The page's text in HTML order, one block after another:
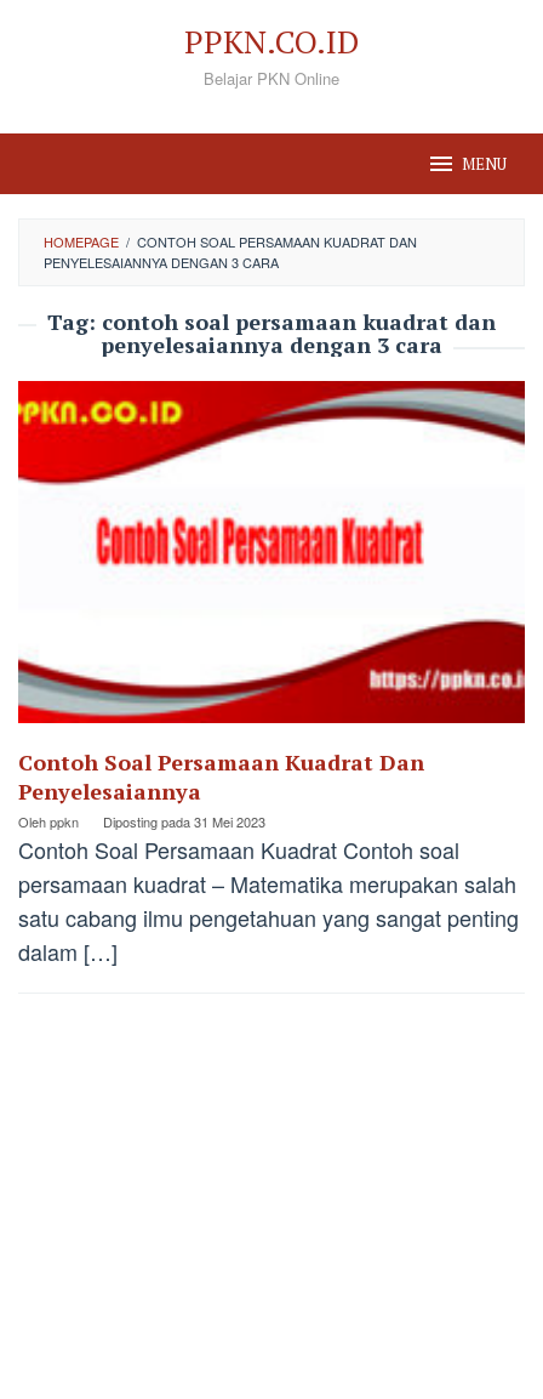
PPKN.CO.ID
Belajar PKN Online
MENU
HOMEPAGE / CONTOH SOAL PERSAMAAN KUADRAT DAN
PENYELESAIANNYA DENGAN 3 CARA
Tag: contoh soal persamaan kuadrat dan
penyelesaiannya dengan 3 cara
Contoh Soal Persamaan Kuadrat Dan
Penyelesaiannya
Olehppkn Diposting pada31 Mei 2023
Contoh Soal Persamaan Kuadrat Contoh soal
persamaan kuadrat – Matematika merupakan salah
satu cabang ilmu pengetahuan yang sangat penting
dalam […]